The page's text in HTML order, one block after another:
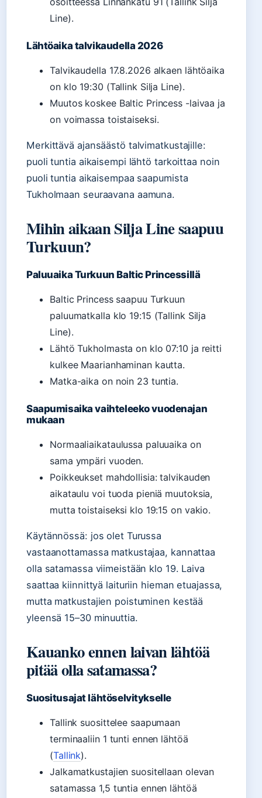
Line).
Lähtöaika talvikaudella 2026
Talvikaudella 17.8.2026 alkaen lähtöaika
on klo 19:30 (Tallink Silja Line).
Muutos koskee Baltic Princess -laivaa ja
on voimassa toistaiseksi.
Merkittävä ajansäästö talvimatkustajille:
puoli tuntia aikaisempi lähtö tarkoittaa noin
puoli tuntia aikaisempaa saapumista
Tukholmaan seuraavana aamuna.
Mihin aikaan Silja Line saapuu
Turkuun?
Paluuaika Turkuun Baltic Princessillä
Baltic Princess saapuu Turkuun
paluumatkalla klo 19:15 (Tallink Silja
Line).
Lähtö Tukholmasta on klo 07:10 ja reitti
kulkee Maarianhaminan kautta.
Matka-aika on noin 23 tuntia.
Saapumisaika vaihteleeko vuodenajan
mukaan
Normaaliaikataulussa paluuaika on
sama ympäri vuoden.
Poikkeukset mahdollisia: talvikauden
aikataulu voi tuoda pieniä muutoksia,
mutta toistaiseksi klo 19:15 on vakio.
Käytännössä: jos olet Turussa
vastaanottamassa matkustajaa, kannattaa
olla satamassa viimeistään klo 19. Laiva
saattaa kiinnittyä laituriin hieman etuajassa,
mutta matkustajien poistuminen kestää
yleensä 15–30 minuuttia.
Kauanko ennen laivan lähtöä
pitää olla satamassa?
Suositusajat lähtöselvitykselle
Tallink suosittelee saapumaan
terminaaliin 1 tunti ennen lähtöä
(Tallink).
Jalkamatkustajien suositellaan olevan
satamassa 1,5 tuntia ennen lähtöä